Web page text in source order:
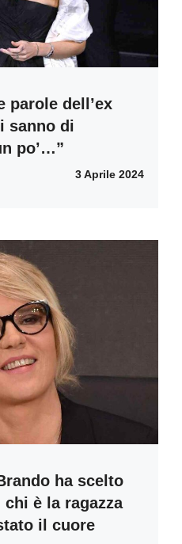
parole dell’ex
sanno di
po’…”
3 Aprile 2024
ha scelto
è la ragazza
il cuore